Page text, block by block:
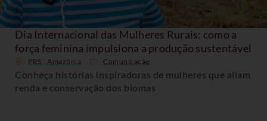
Dia Internacional das Mulheres Rurais: como a
força feminina impulsiona a produção sustentável
PRS - Amazônia Comunicação
Conheça histórias inspiradoras de mulheres que aliam
renda e conservação dos biomas